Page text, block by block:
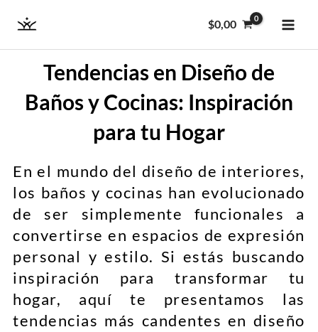
contenido
$0,00
Tendencias en Diseño de
Baños y Cocinas: Inspiración
para tu Hogar
En el mundo del diseño de interiores,
los baños y cocinas han evolucionado
de ser simplemente funcionales a
convertirse en espacios de expresión
personal y estilo. Si estás buscando
inspiración para transformar tu
hogar, aquí te presentamos las
tendencias más candentes en diseño